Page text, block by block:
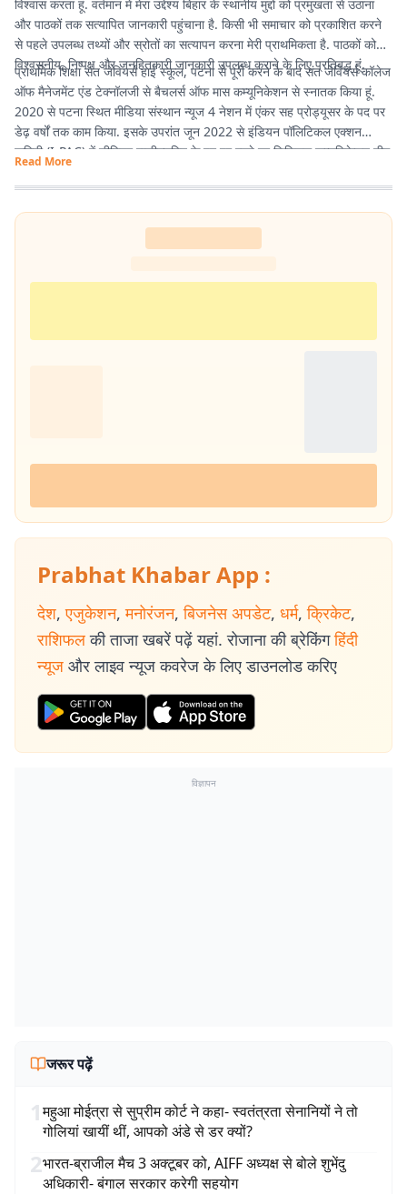
विश्वास करता हूं. वर्तमान में मेरा उद्देश्य बिहार के स्थानीय मुद्दों को प्रमुखता से उठाना
और पाठकों तक सत्यापित जानकारी पहुंचाना है. किसी भी समाचार को प्रकाशित करने
से पहले उपलब्ध तथ्यों और स्रोतों का सत्यापन करना मेरी प्राथमिकता है. पाठकों को
विश्वसनीय, निष्पक्ष और जनहितकारी जानकारी उपलब्ध कराने के लिए प्रतिबद्ध हूं.
प्राथमिक शिक्षा संत जेवियर्स हाई स्कूल, पटना से पूरी करने के बाद संत जेवियर्स कॉलेज
ऑफ मैनेजमेंट एंड टेक्नॉलजी से बैचलर्स ऑफ मास कम्यूनिकेशन से स्नातक किया हूं.
2020 से पटना स्थित मीडिया संस्थान न्यूज 4 नेशन में एंकर सह प्रोड्यूसर के पद पर
डेढ़ वर्षों तक काम किया. इसके उपरांत जून 2022 से इंडियन पॉलिटिकल एक्शन
कमिटी (I-PAC) में सीनियर एग्जीक्यूटिव के पद पर रहते हुए डिजिटल कम्यूनिकेशन टीम
में कार्य करने का मौका मिला. वर्तमान में प्रभात खबर में कंटेंट राइटर के पद पर हूं इसके
माध्यम से नागरिकों के पास तथ्यात्मक और सही सूचनाएँ, खबर और अपडेट देने का कार्य
कर रहा हूं.
Read More
Prabhat Khabar App :
देश, एजुकेशन, मनोरंजन, बिजनेस अपडेट, धर्म, क्रिकेट,
राशिफल की ताजा खबरें पढ़ें यहां. रोजाना की ब्रेकिंग हिंदी
न्यूज और लाइव न्यूज कवरेज के लिए डाउनलोड करिए
विज्ञापन
जरूर पढ़ें
1महुआ मोईत्रा से सुप्रीम कोर्ट ने कहा- स्वतंत्रता सेनानियों ने तो
गोलियां खायीं थीं, आपको अंडे से डर क्यों?
2भारत-ब्राजील मैच 3 अक्टूबर को, AIFF अध्यक्ष से बोले शुभेंदु
अधिकारी- बंगाल सरकार करेगी सहयोग